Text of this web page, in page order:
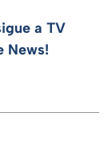
a TV
News!